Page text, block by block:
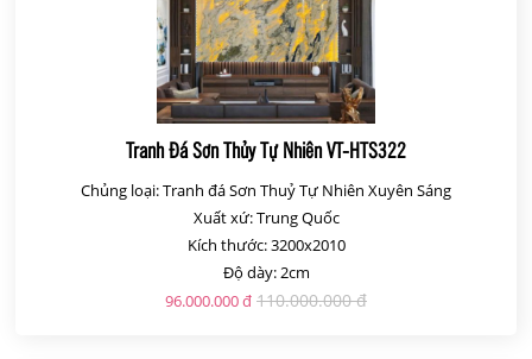
Tranh Đá Sơn Thủy Tự Nhiên VT-HTS322
Chủng loại: Tranh đá Sơn Thuỷ Tự Nhiên Xuyên Sáng
Xuất xứ: Trung Quốc
Kích thước: 3200x2010
Độ dày: 2cm
96.000.000 đ 110.000.000 đ